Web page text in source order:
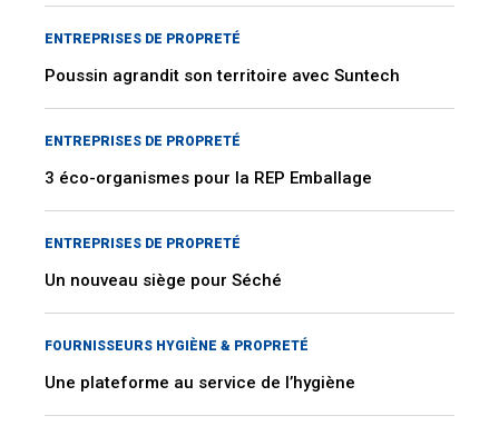
ENTREPRISES DE PROPRETÉ
Poussin agrandit son territoire avec Suntech
ENTREPRISES DE PROPRETÉ
3 éco-organismes pour la REP Emballage
ENTREPRISES DE PROPRETÉ
Un nouveau siège pour Séché
FOURNISSEURS HYGIÈNE & PROPRETÉ
Une plateforme au service de l’hygiène